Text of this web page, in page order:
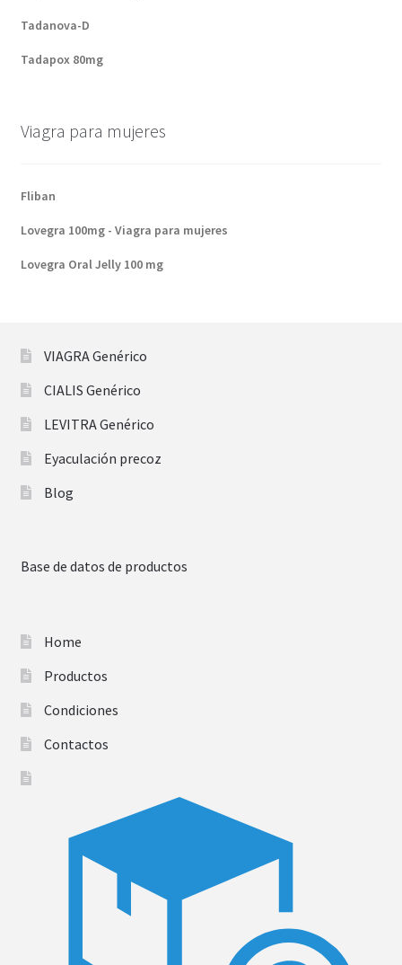
Tadanova-D
Tadapox 80mg
Viagra para mujeres
Fliban
Lovegra 100mg - Viagra para mujeres
Lovegra Oral Jelly 100 mg
VIAGRA Genérico
CIALIS Genérico
LEVITRA Genérico
Eyaculación precoz
Blog
Base de datos de productos
Home
Productos
Condiciones
Contactos